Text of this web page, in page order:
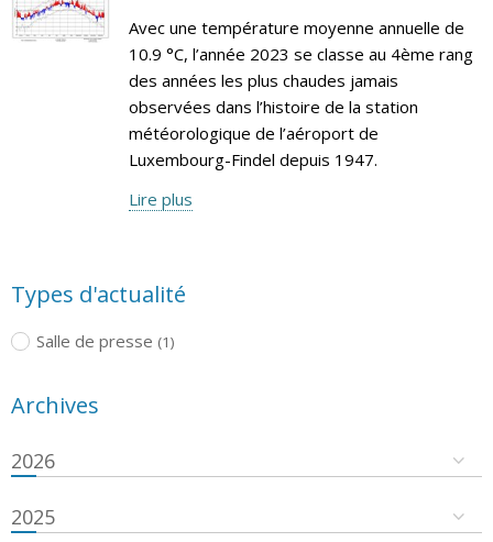
Avec une température moyenne annuelle de
10.9 °C, l’année 2023 se classe au 4ème rang
des années les plus chaudes jamais
observées dans l’histoire de la station
météorologique de l’aéroport de
Luxembourg-Findel depuis 1947.
Lire plus
Types d'actualité
Salle de presse (1)
Archives
2026
2025